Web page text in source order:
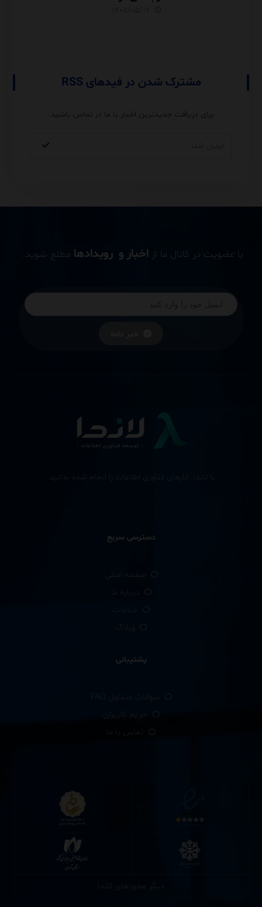
مشترک شدن در فیدهای RSS
برای دریافت جدیدترین اخبار با ما در تماس باشید.
با عضویت در کانال ما از اخبار و رویدادها مطلع شوید.
با لاندا، کارهای فناوری اطلاعات را انجام شده بدانید.
دسترسی سریع
صفحه اصلی
پشتیبانی
سوالات متداول FAQ
حریم کاربران
دیگر مجوزهای لاندا